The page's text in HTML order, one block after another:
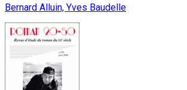
Bernard Alluin, Yves Baudelle